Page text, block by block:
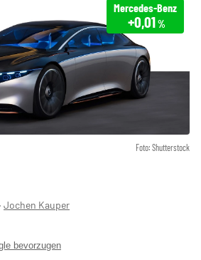
Foto: Shutterstock
Mercedes-Benz
+0,01%
‧ Jochen Kauper
bevorzugen